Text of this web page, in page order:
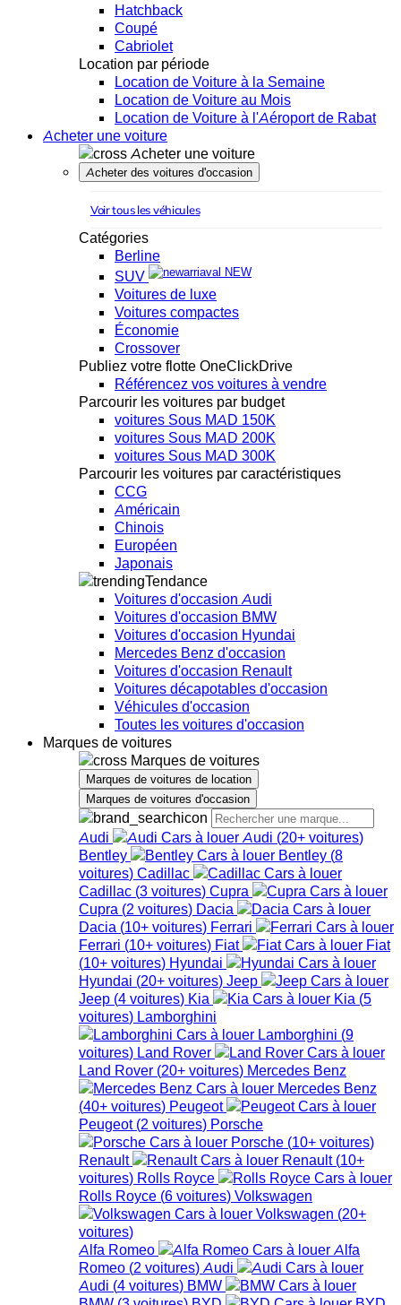
Hatchback
Coupé
Cabriolet
Location par période
Location de Voiture à la Semaine
Location de Voiture au Mois
Location de Voiture à l'Aéroport de Rabat
Acheter une voiture
Acheter une voiture
Acheter des voitures d'occasion
Voir tous les véhicules
Catégories
Berline
SUV
NEW
Voitures de luxe
Voitures compactes
Économie
Crossover
Publiez votre flotte OneClickDrive
Référencez vos voitures à vendre
Parcourir les voitures par budget
voitures Sous MAD 150K
voitures Sous MAD 200K
voitures Sous MAD 300K
Parcourir les voitures par caractéristiques
CCG
Américain
Chinois
Européen
Japonais
Tendance
Voitures d'occasion Audi
Voitures d'occasion BMW
Voitures d'occasion Hyundai
Mercedes Benz d'occasion
Voitures d'occasion Renault
Voitures décapotables d'occasion
Véhicules d'occasion
Toutes les voitures d'occasion
Marques de voitures
Marques de voitures
Marques de voitures de location
Marques de voitures d'occasion
Audi Audi (20+ voitures)
Bentley
Bentley (8
voitures) Cadillac
Cadillac (3 voitures) Cupra
Cupra (2 voitures) Dacia
Dacia (10+ voitures) Ferrari
Ferrari (10+ voitures) Fiat
Fiat
(10+ voitures) Hyundai
Hyundai (20+ voitures) Jeep
Jeep (4 voitures) Kia Kia (5
voitures) Lamborghini
Lamborghini (9
voitures) Land Rover
Land Rover (20+ voitures) Mercedes Benz
Mercedes Benz
(40+ voitures) Peugeot
Peugeot (2 voitures) Porsche
Porsche (10+ voitures)
Renault
Renault (10+
voitures) Rolls Royce
Rolls Royce (6 voitures) Volkswagen
Volkswagen (20+
voitures)
Alfa Romeo
Alfa
Romeo (2 voitures) Audi
Audi (4 voitures) BMW